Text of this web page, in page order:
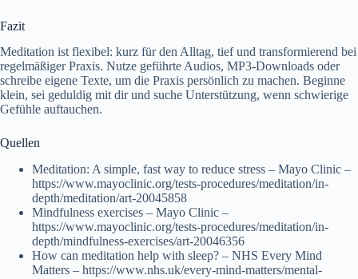
Fazit
Meditation ist flexibel: kurz für den Alltag, tief und transformierend bei
regelmäßiger Praxis. Nutze geführte Audios, MP3-Downloads oder
schreibe eigene Texte, um die Praxis persönlich zu machen. Beginne
klein, sei geduldig mit dir und suche Unterstützung, wenn schwierige
Gefühle auftauchen.
Quellen
Meditation: A simple, fast way to reduce stress – Mayo Clinic –
https://www.mayoclinic.org/tests-procedures/meditation/in-
depth/meditation/art-20045858
Mindfulness exercises – Mayo Clinic –
https://www.mayoclinic.org/tests-procedures/meditation/in-
depth/mindfulness-exercises/art-20046356
How can meditation help with sleep? – NHS Every Mind
Matters – https://www.nhs.uk/every-mind-matters/mental-